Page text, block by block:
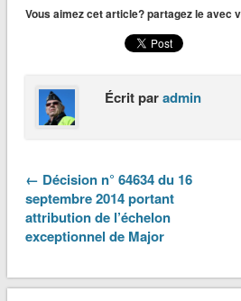
Vous aimez cet article? partagez le avec
Écrit paradmin
← Décision n° 64634 du 16
septembre 2014 portant
attribution de l’échelon
exceptionnel de Major